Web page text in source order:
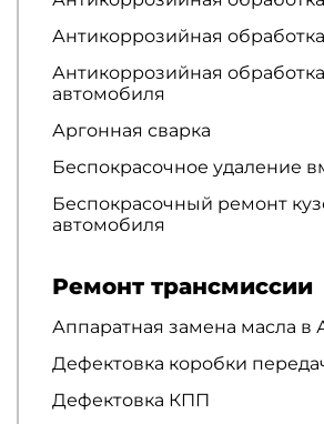
Антикоррозийная
Антикоррозийная
автомобиля
Аргонная сварка
Беспокрасочное удаление
Беспокрасочный ремонт
автомобиля
Ремонт трансмиссии
Аппаратная замена масла в
Дефектовка коробки
Дефектовка КПП